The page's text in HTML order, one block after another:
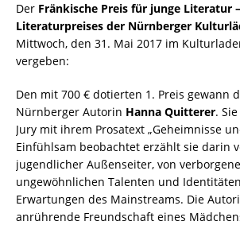
Der Fränkische Preis für junge Literatur
Literaturpreises der Nürnberger
Mittwoch, den 31. Mai 2017 im
vergeben:
Den mit 700 € dotierten 1. Preis gewann
Nürnberger Autorin Hanna Quitterer.
Jury mit ihrem Prosatext „Geheimnisse
Einfühlsam beobachtet erzählt sie darin
jugendlicher Außenseiter, von
ungewöhnlichen Talenten und
Erwartungen des Mainstreams. Die
anrührende Freundschaft eines